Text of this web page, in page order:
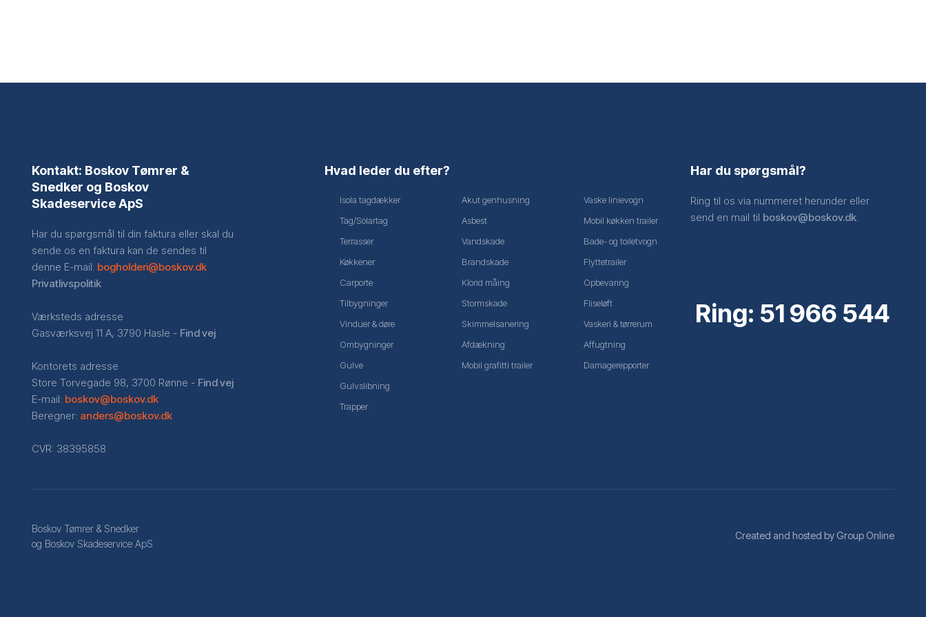
Kontakt: Boskov Tømrer &
Snedker og Boskov
Skadeservice ApS​
Har du spørgsmål til din faktura eller skal du
sende os en faktura kan de sendes til
denne E-mail: bogholderi@boskov.dk
Privatlivspolitik
Værksteds adresse
Gasværksvej 11 A, 3790 Hasle - Find vej
Kontorets adresse
Store Torvegade 98, 3700 Rønne - Find vej
E-mail: boskov@boskov.dk
​Beregner: anders@boskov.dk
​CVR: 38395858
Hvad leder du efter?
Isola tagdækker
Tag/Solartag
Terrasser
Køkkener
Carporte
Tilbygninger
Vinduer & døre
Ombygninger
Gulve
Gulvslibning
Trapper
Akut genhusning
Asbest
Vandskade
Brandskade​
Klorid måing
Stormskade
Skimmelsanering
Afdækning
Mobil grafitti trailer
Vaske linievogn
Mobil køkken trailer
Bade- og toiletvogn
Flyttetrailer
Opbevaring
Fliseløft
Vaskeri & tørrerum
Affugtning
Damagerepporter
Har du spørgsmål?
Ring til os via nummeret herunder eller
send en mail til boskov@boskov.dk
Ring: 51 966 544
Boskov Tømrer & Snedker
og Boskov Skadeservice ApS​
Created and hosted by Group Online